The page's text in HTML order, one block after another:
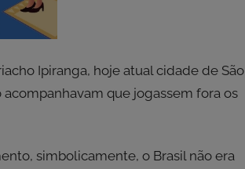
Ipiranga, hoje atual cidade de São
que jogassem fora os
simbolicamente, o Brasil não era